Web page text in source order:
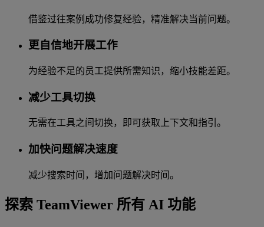
借鉴过往案例成功修复经验，精准解决当前问题。
更自信地开展工作
为经验不足的员工提供所需知识，缩小技能差距。
减少工具切换
无需在工具之间切换，即可获取上下文和指引。
加快问题解决速度
减少搜索时间，增加问题解决时间。
探索 TeamViewer 所有 AI 功能